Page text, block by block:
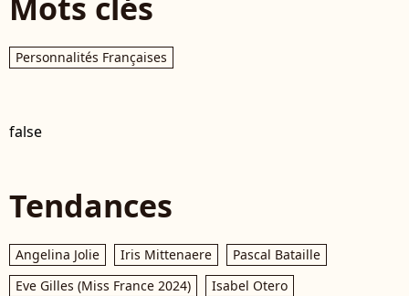
Mots clés
Personnalités Françaises
false
Tendances
Angelina Jolie Iris Mittenaere
Pascal Bataille
Eve Gilles (Miss France 2024)
Isabel Otero